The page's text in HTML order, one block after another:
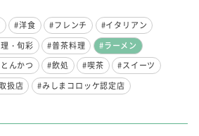
#洋食 #フレンチ
#イタリアン
・旬彩 #普茶料理
#ラーメン
んかつ #飲処 #喫茶
#スイーツ
扱店
#みしまコロッケ認定店